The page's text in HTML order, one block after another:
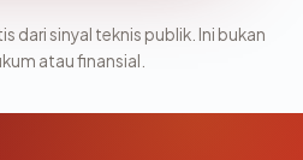
dari sinyal teknis publik. Ini bukan
atau finansial.